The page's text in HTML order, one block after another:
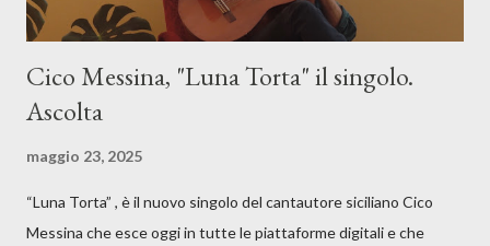
Cico Messina, "Luna Torta" il singolo.
Ascolta
maggio 23, 2025
“Luna Torta” , è il nuovo singolo del cantautore siciliano Cico
Messina che esce oggi in tutte le piattaforme digitali e che